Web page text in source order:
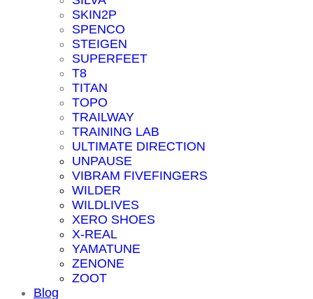
SKIN2P
SPENCO
STEIGEN
SUPERFEET
T8
TITAN
TOPO
TRAILWAY
TRAINING LAB
ULTIMATE DIRECTION
UNPAUSE
VIBRAM FIVEFINGERS
WILDER
WILDLIVES
XERO SHOES
X-REAL
YAMATUNE
ZENONE
ZOOT
Blog